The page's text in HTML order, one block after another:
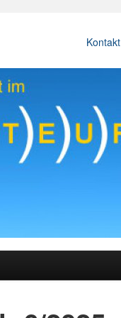
Kontakt